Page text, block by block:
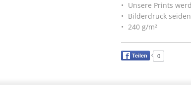
Unsere Prints
Bilderdruck
240 g/m²
Teilen 0